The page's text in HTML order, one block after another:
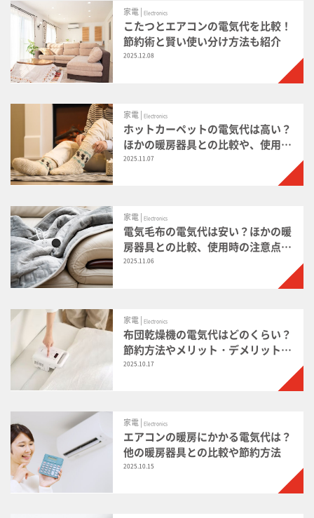
家電 |Electronics
こたつとエアコンの電気代を比較！
節約術と賢い使い分け方法も紹介
2025.12.08
家電 |Electronics
ホットカーペットの電気代は高い？
ほかの暖房器具との比較や、使用時
の節約方法
2025.11.07
家電 |Electronics
電気毛布の電気代は安い？ほかの暖
房器具との比較、使用時の注意点や
節約方法
2025.11.06
家電 |Electronics
布団乾燥機の電気代はどのくらい？
節約方法やメリット・デメリットも
紹介
2025.10.17
家電 |Electronics
エアコンの暖房にかかる電気代は？
他の暖房器具との比較や節約方法
2025.10.15